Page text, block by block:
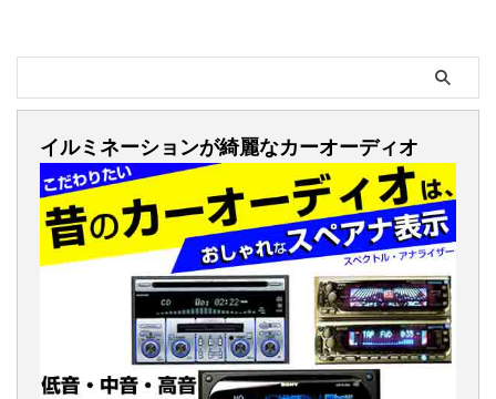
イルミネーションが綺麗なカーオーディオ